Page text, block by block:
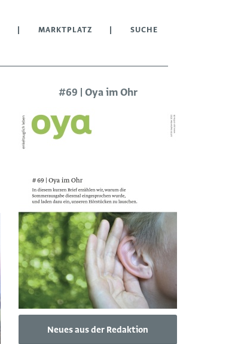
MARKTPLATZ SUCHE
#69 | Oya im Ohr
Neues aus der Redaktion